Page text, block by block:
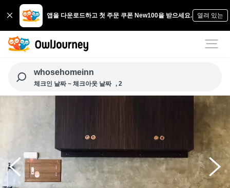
앱을 다운로드하고 첫 주문 쿠폰 New100을 받으세요. 열려 있는
whosehomeinn
체크인 날짜 ~ 체크아웃 날짜 , 2